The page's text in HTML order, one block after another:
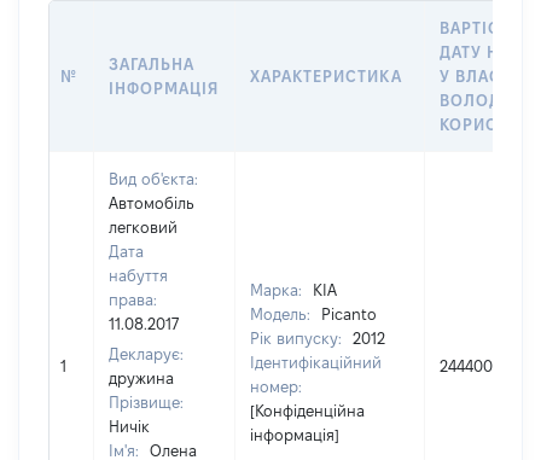
№
ЗАГАЛЬНА
ІНФОРМАЦІЯ
ХАРАКТЕРИСТИКА
ВАРТІСТЬ
ДАТУ
У
1
Вид об'єкта:
Автомобіль
легковий
Дата
набуття
права:
11.08.2017
Декларує:
дружина
Прізвище:
Ничік
Ім'я:
Олена
Марка:
KIA
Модель:
Picanto
Рік випуску:
2012
Ідентифікаційний
номер:
[Конфіденційна
інформація]
244400